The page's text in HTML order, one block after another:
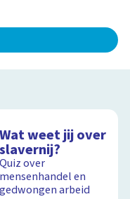
Wat weet jij over
slavernij?
Quiz over
mensenhandel en
gedwongen arbeid